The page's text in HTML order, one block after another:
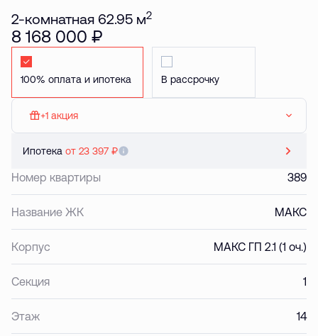
2-комнатная 62.95 м2
8 168 000 ₽
Стандартная Стандартная
+1 акция
Ипотека от 23 397 ₽
Номер квартиры 389
Название ЖК МАКС
Корпус МАКС ГП 2.1 (1 оч.)
Секция 1
Этаж 14